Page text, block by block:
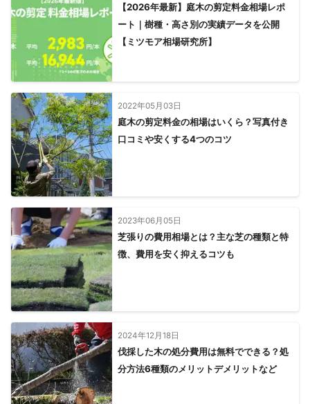
【2026年最新】庭木の剪定料金相場レポ
ート｜樹種・高さ別の実績データを公開
【ミツモア相場研究所】
2022年05月03日
庭木の剪定料金の相場はいくら？写真付き
口コミや安くする4つのコツ
2023年06月05日
芝張りの費用相場とは？主な芝の種類と特
徴、費用を安く抑えるコツも
2024年12月18日
伐採した木の処分費用は無料でできる？処
分方法6種類のメリットデメリットなど